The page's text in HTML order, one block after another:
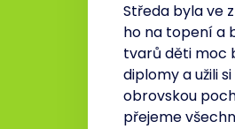
Středa byla ve
ho na topení a
tvarů děti moc
diplomy a užili
obrovskou
přejeme